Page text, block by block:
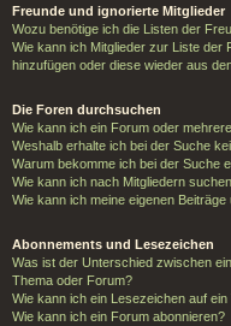
Freunde und ignorierte Mitglieder
Wozu benötige ich die Listen der
Wie kann ich Mitglieder zur Liste der
hinzufügen oder diese wieder aus
Die Foren durchsuchen
Wie kann ich ein Forum oder
Weshalb erhalte ich bei der Suche
Warum bekomme ich bei der Suche
Wie kann ich nach Mitgliedern
Wie kann ich meine eigenen
Abonnements und Lesezeichen
Was ist der Unterschied zwischen
Thema oder Forum?
Wie kann ich ein Lesezeichen auf
Wie kann ich ein Forum abonnieren?